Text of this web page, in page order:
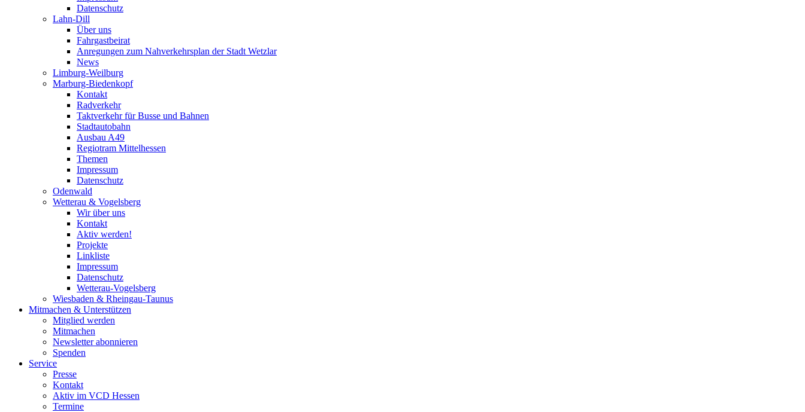
Datenschutz
Lahn-Dill
Über uns
Fahrgastbeirat
Anregungen zum Nahverkehrsplan der Stadt Wetzlar
News
Limburg-Weilburg
Marburg-Biedenkopf
Kontakt
Radverkehr
Taktverkehr für Busse und Bahnen
Stadtautobahn
Ausbau A49
Regiotram Mittelhessen
Themen
Impressum
Datenschutz
Odenwald
Wetterau & Vogelsberg
Wir über uns
Kontakt
Aktiv werden!
Projekte
Linkliste
Impressum
Datenschutz
Wetterau-Vogelsberg
Wiesbaden & Rheingau-Taunus
Mitmachen & Unterstützen
Mitglied werden
Mitmachen
Newsletter abonnieren
Spenden
Service
Presse
Kontakt
Aktiv im VCD Hessen
Termine